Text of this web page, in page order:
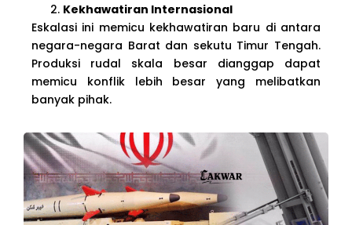
Kekhawatiran Internasional
Eskalasi ini memicu kekhawatiran baru di antara
negara-negara Barat dan sekutu Timur Tengah.
Produksi rudal skala besar dianggap dapat
memicu konflik lebih besar yang melibatkan
banyak pihak.